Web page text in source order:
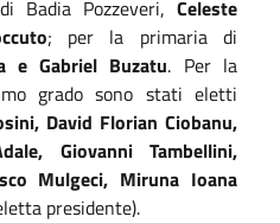
Badia Pozzeveri, Celeste
; per la primaria di
e Gabriel Buzatu. Per la
grado sono stati eletti
David Florian Ciobanu,
Giovanni Tambellini,
Mulgeci, Miruna Ioana
presidente).